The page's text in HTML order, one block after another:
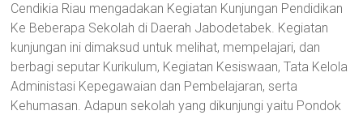
Cendikia Riau mengadakan Kegiatan Kunjungan Pendidikan
Ke Beberapa Sekolah di Daerah Jabodetabek. Kegiatan
kunjungan ini dimaksud untuk melihat, mempelajari, dan
berbagi seputar Kurikulum, Kegiatan Kesiswaan, Tata Kelola
Administasi Kepegawaian dan Pembelajaran, serta
Kehumasan. Adapun sekolah yang dikunjungi yaitu Pondok